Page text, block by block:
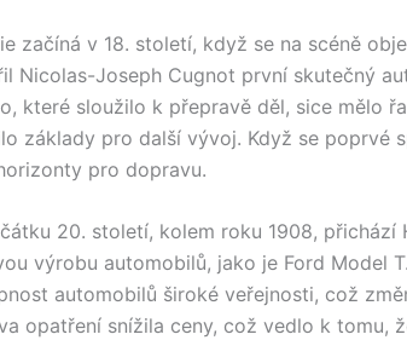
začíná v 18. století, když se na scéně
Nicolas-Joseph Cugnot první skutečný
které sloužilo k přepravě děl, sice mělo
základy pro další vývoj. Když se poprvé
pro dopravu.
20. století, kolem roku 1908, přichází
výrobu automobilů, jako je Ford Model
automobilů široké veřejnosti, což
opatření snížila ceny, což vedlo k tomu,